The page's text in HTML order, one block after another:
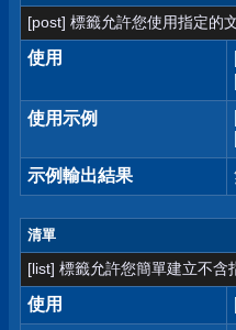
[post] 標籤允許您使用指定的
使用
使用示例
示例輸出結果
清單
[list] 標籤允許您簡單建立不
使用